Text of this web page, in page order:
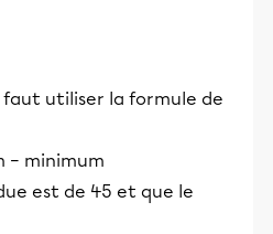
faut utiliser la formule de
− minimum
est de 45 et que le